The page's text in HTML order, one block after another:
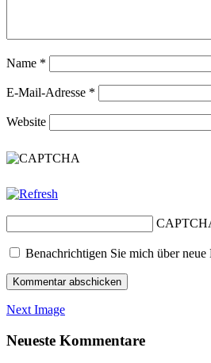
Name *
E-Mail-Adresse *
Website
Benachrichtigen Sie mich über
Next Image
Neueste Kommentare